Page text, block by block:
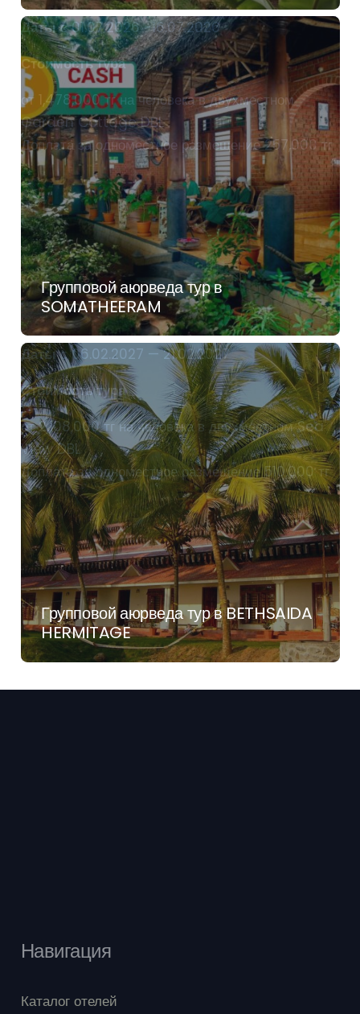
Групповой аюрведа тур в
SOMATHEERAM
Датыс 01.07.2026 -16.07.2026
Стоимость тура
от 1,478,000 тг на человека в двухместном
Garden Cottage DBL
Доплата за одноместное размещение 257,000 тг
Групповой аюрведа тур в BETHSAIDA
HERMITAGE
Датыс 06.02.2027 — 21.02.2027
Стоимость тура
от 2,108,000 тг на человека в двухместном Sea
View DBL
Доплата за одноместное размещение 510,000 тг
Навигация
Каталог отелей